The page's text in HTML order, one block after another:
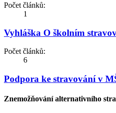
Počet článků:
1
Vyhláška O školním
Počet článků:
6
Podpora ke stravování v
Znemožňování alternativního